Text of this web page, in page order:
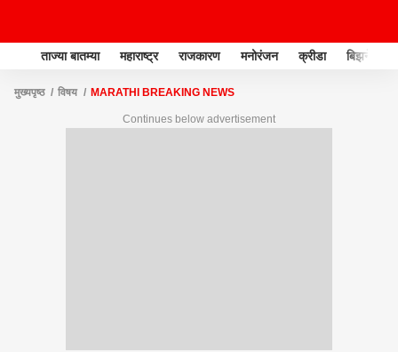
ताज्या बातम्या महाराष्ट्र राजकारण मनोरंजन क्रीडा बिझनेस
मुख्यपृष्ठ विषय MARATHI BREAKING NEWS
Continues below advertisement